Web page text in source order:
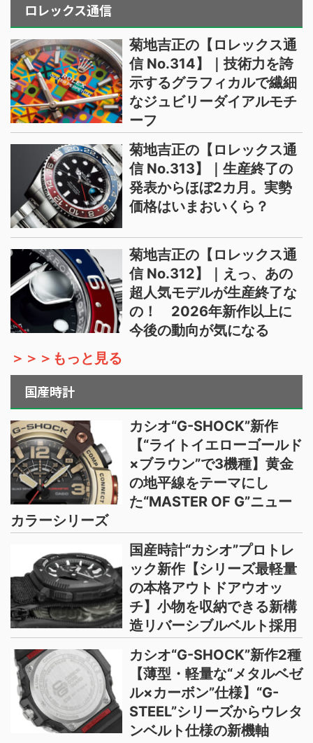
ロレックス通信
菊地吉正の【ロレックス通
信 No.314】｜技術力を誇
示するグラフィカルで繊細
なジュビリーダイアルモチ
ーフ
菊地吉正の【ロレックス通
信 No.313】｜生産終了の
発表からほぼ2カ月。実勢
価格はいまおいくら？
菊地吉正の【ロレックス通
信 No.312】｜えっ、あの
超人気モデルが生産終了な
の！ 2026年新作以上に
今後の動向が気になる
＞＞＞もっと見る
国産時計
カシオ“G-SHOCK”新作
【“ライトイエローゴールド
×ブラウン”で3機種】黄金
の地平線をテーマにし
た“MASTER OF G”ニュー
カラーシリーズ
国産時計“カシオ”プロトレ
ック新作【シリーズ最軽量
の本格アウトドアウオッ
チ】小物を収納できる新構
造リバーシブルベルト採用
カシオ“G-SHOCK”新作2種
【薄型・軽量な“メタルベゼ
ル×カーボン”仕様】“G-
STEEL”シリーズからウレタ
ンベルト仕様の新機軸